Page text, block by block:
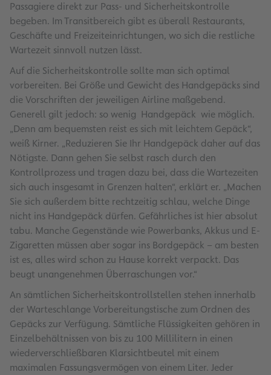
Passagiere direkt zur Pass- und Sicherheitskontrolle
begeben. Im Transitbereich gibt es überall Restaurants,
Geschäfte und Freizeiteinrichtungen, wo sich die restliche
Wartezeit sinnvoll nutzen lässt.
Auf die Sicherheitskontrolle sollte man sich optimal
vorbereiten. Bei Größe und Gewicht des Handgepäcks sind
die Vorschriften der jeweiligen Airline maßgebend.
Generell gilt jedoch: so wenig Handgepäck wie möglich.
„Denn am bequemsten reist es sich mit leichtem Gepäck“,
weiß Kirner. „Reduzieren Sie Ihr Handgepäck daher auf das
Nötigste. Dann gehen Sie selbst rasch durch den
Kontrollprozess und tragen dazu bei, dass die Wartezeiten
sich auch insgesamt in Grenzen halten“, erklärt er. „Machen
Sie sich außerdem bitte rechtzeitig schlau, welche Dinge
nicht ins Handgepäck dürfen. Gefährliches ist hier absolut
tabu. Manche Gegenstände wie Powerbanks, Akkus und E-
Zigaretten müssen aber sogar ins Bordgepäck – am besten
ist es, alles wird schon zu Hause korrekt verpackt. Das
beugt unangenehmen Überraschungen vor.“
An sämtlichen Sicherheitskontrollstellen stehen innerhalb
der Warteschlange Vorbereitungstische zum Ordnen des
Gepäcks zur Verfügung. Sämtliche Flüssigkeiten gehören in
Einzelbehältnissen von bis zu 100 Millilitern in einen
wiederverschließbaren Klarsichtbeutel mit einem
maximalen Fassungsvermögen von einem Liter. Jeder